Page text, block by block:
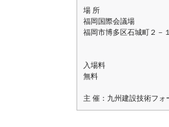
場 所
福岡国際会議場
福岡市博多区石城町２－
入場料
無料
主 催：九州建設技術フォ